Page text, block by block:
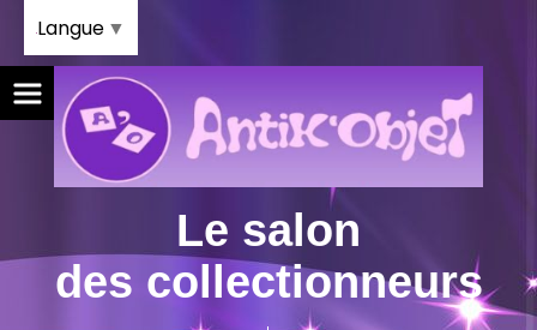
Le salon
des collectionneurs
Langue ▼